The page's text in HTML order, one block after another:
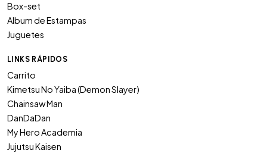
Box-set
Album de Estampas
Juguetes
LINKS RÁPIDOS
Carrito
Kimetsu No Yaiba (Demon Slayer)
Chainsaw Man
DanDaDan
My Hero Academia
Jujutsu Kaisen